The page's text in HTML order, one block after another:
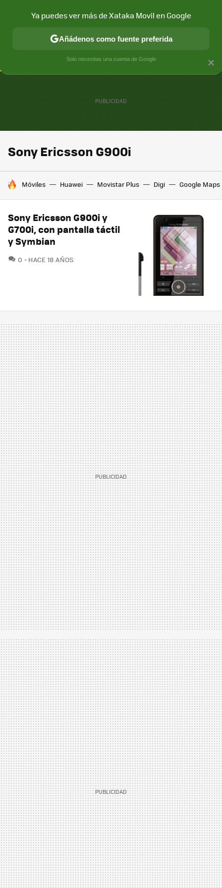
CONECTIVIDAD MÓVIL Y SOCIEDAD APLICACIONES
Sony Ericsson G900i
HOY SE HABLA DE
Móviles Huawei Movistar Plus Digi Google Maps
Sony Ericsson G900i y
G700i, con pantalla táctil
y Symbian
0 COMENTARIOS
HACE 18 AÑOS
×
Ya puedes ver más de Xataka Movil en Google
Añádenos como fuente preferida
Solo necesitas una cuenta de Google